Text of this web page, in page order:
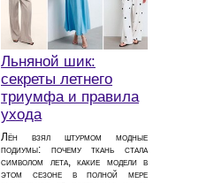
Льняной шик:
секреты летнего
триумфа и правила
ухода
Лён взял штурмом модные
подиумы: почему ткань стала
символом лета, какие модели в
этом сезоне в полной мере